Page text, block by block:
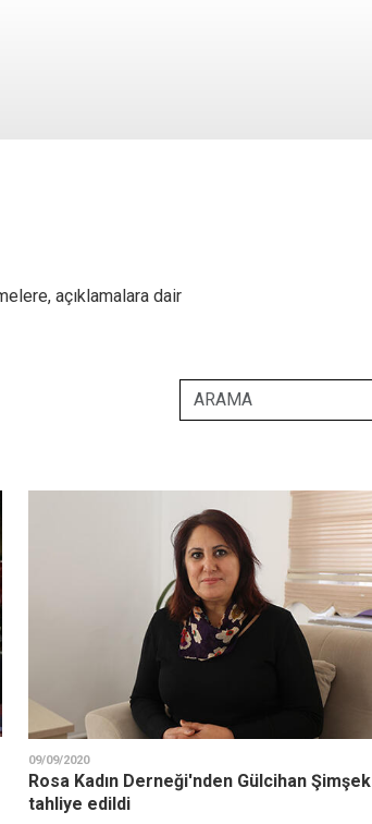
açıklamalara dair
09/09/2020
Rosa Kadın Derneği'nden Gülcihan Şimşek
tahliye edildi